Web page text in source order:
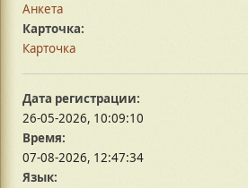
Анкета
Карточка:
Карточка
Дата регистрации:
26-05-2026, 10:09:10
Время:
07-08-2026, 12:47:34
Язык: